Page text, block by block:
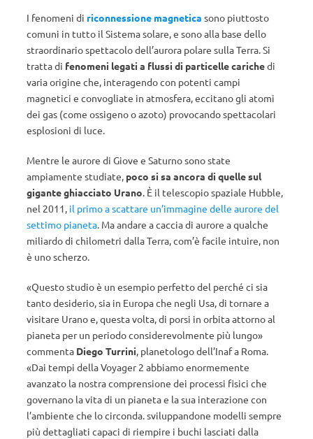
I fenomeni di riconnessione magnetica sono piuttosto
comuni in tutto il Sistema solare, e sono alla base dello
straordinario spettacolo dell’aurora polare sulla Terra. Si
tratta di fenomeni legati a flussi di particelle carichedi
varia origine che, interagendo con potenti campi
magnetici e convogliate in atmosfera, eccitano gli atomi
dei gas (come ossigeno o azoto) provocando spettacolari
esplosioni di luce.
Mentre le aurore di Giove e Saturno sono state
ampiamente studiate, poco si sa ancora di quelle sul
gigante ghiacciato Urano. È il telescopio spaziale Hubble,
nel 2011, il primo a scattare un’immagine delle aurore del
settimo pianeta. Ma andare a caccia di aurore a qualche
miliardo di chilometri dalla Terra, com’è facile intuire, non
è uno scherzo.
«Questo studio è un esempio perfetto del perché ci sia
tanto desiderio, sia in Europa che negli Usa, di tornare a
visitare Urano e, questa volta, di porsi in orbita attorno al
pianeta per un periodo considerevolmente più lungo»
commenta Diego Turrini, planetologo dell’Inaf a Roma.
«Dai tempi della Voyager 2 abbiamo enormemente
avanzato la nostra comprensione dei processi fisici che
governano la vita di un pianeta e la sua interazione con
l’ambiente che lo circonda. sviluppandone modelli sempre
più dettagliati capaci di riempire i buchi lasciati dalla